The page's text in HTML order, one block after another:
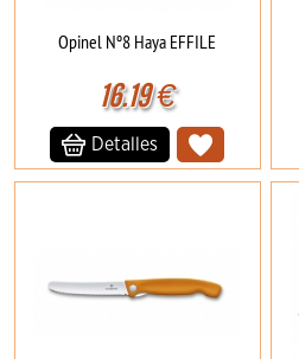
Opinel Nº8 Haya EFFILE
16.19€
Detalles